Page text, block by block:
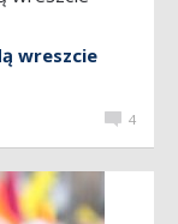
wreszcie
4